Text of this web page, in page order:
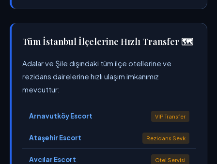
Tüm İstanbul İlçelerine Hızlı Transfer 🗺️
Adalar ve Şile dışındaki tüm ilçe otellerine ve
rezidans dairelerine hızlı ulaşım imkanımız
mevcuttur:
Arnavutköy Escort VIP Transfer
Ataşehir Escort Rezidans Sevk
Avcılar Escort Otel Servisi